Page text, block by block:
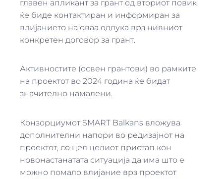
главен апликант за грант од вториот повик
ќе биде контактиран и информиран за
влијанието на оваа одлука врз нивниот
конкретен договор за грант.
Активностите (освен грантови) во рамките
на проектот во 2024 година ќе бидат
значително намалени.
Конзорциумот SMART Balkans вложува
дополнителни напори во редизајнот на
проектот, со цел целиот пристап кон
новонастанатата ситуација да има што е
можно помало влијание врз проектот